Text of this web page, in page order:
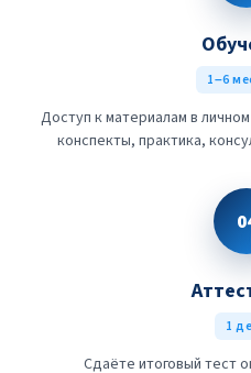
1–6
Доступ к материалам в
конспекты, практика,
1
Сдаёте итоговый тест